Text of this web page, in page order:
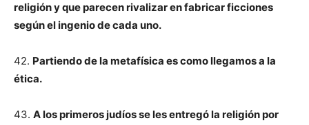
religión y que parecen rivalizar en fabricar ficciones
según el ingenio de cada uno.
42. Partiendo de la metafísica es como llegamos a la
ética.
43. A los primeros judíos se les entregó la religión por